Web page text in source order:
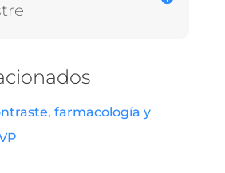
farmacología y